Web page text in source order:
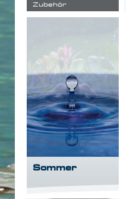
Zubehör
Sommer